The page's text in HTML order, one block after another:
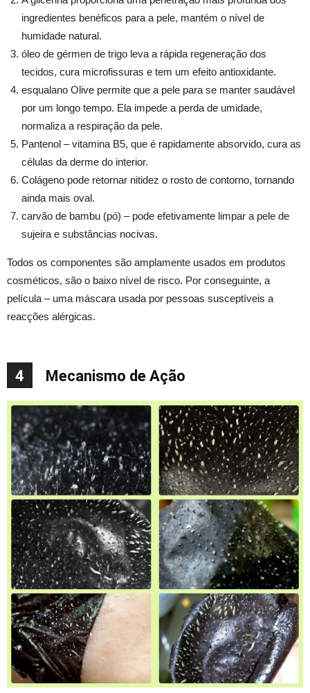
ingredientes benéficos para a pele, mantém o nível de
humidade natural.
óleo de gérmen de trigo leva a rápida regeneração dos
tecidos, cura microfissuras e tem um efeito antioxidante.
esqualano Olive permite que a pele para se manter saudável
por um longo tempo. Ela impede a perda de umidade,
normaliza a respiração da pele.
Pantenol – vitamina B5, que é rapidamente absorvido, cura as
células da derme do interior.
Colágeno pode retornar nitidez o rosto de contorno, tornando
ainda mais oval.
carvão de bambu (pó) – pode efetivamente limpar a pele de
sujeira e substâncias nocivas.
Todos os componentes são amplamente usados ​​em produtos
cosméticos, são o baixo nível de risco. Por conseguinte, a
película – uma máscara usada por pessoas susceptíveis a
reacções alérgicas.
4 Mecanismo de Ação